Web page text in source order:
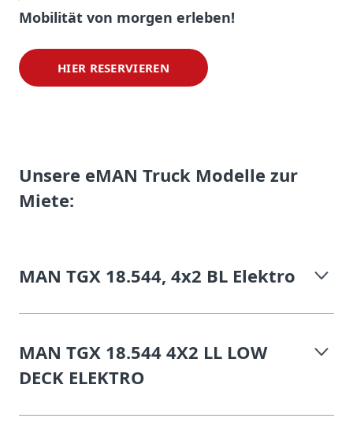
Mobilität von morgen erleben!
HIER RESERVIEREN
Unsere eMAN Truck Modelle zur
Miete:
MAN TGX 18.544, 4x2 BL Elektro
MAN TGX 18.544 4X2 LL LOW
DECK ELEKTRO